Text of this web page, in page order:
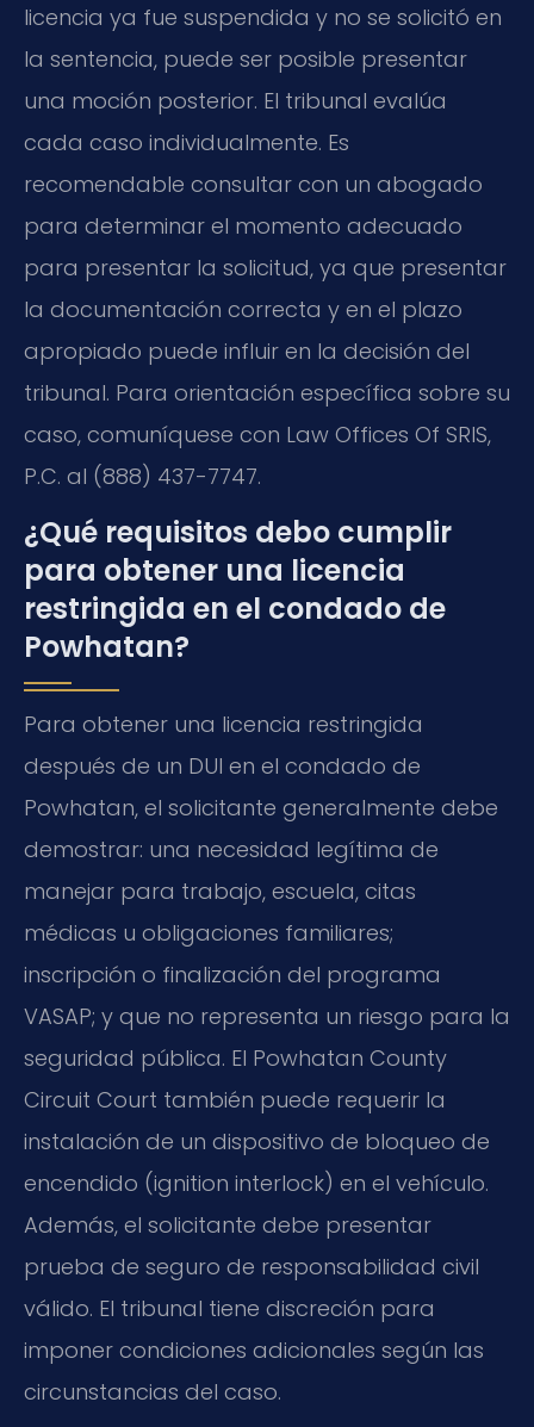
licencia ya fue suspendida y no se solicitó en
la sentencia, puede ser posible presentar
una moción posterior. El tribunal evalúa
cada caso individualmente. Es
recomendable consultar con un abogado
para determinar el momento adecuado
para presentar la solicitud, ya que presentar
la documentación correcta y en el plazo
apropiado puede influir en la decisión del
tribunal. Para orientación específica sobre su
caso, comuníquese con Law Offices Of SRIS,
P.C. al (888) 437-7747.
¿Qué requisitos debo cumplir
para obtener una licencia
restringida en el condado de
Powhatan?
Para obtener una licencia restringida
después de un DUI en el condado de
Powhatan, el solicitante generalmente debe
demostrar: una necesidad legítima de
manejar para trabajo, escuela, citas
médicas u obligaciones familiares;
inscripción o finalización del programa
VASAP; y que no representa un riesgo para la
seguridad pública. El Powhatan County
Circuit Court también puede requerir la
instalación de un dispositivo de bloqueo de
encendido (ignition interlock) en el vehículo.
Además, el solicitante debe presentar
prueba de seguro de responsabilidad civil
válido. El tribunal tiene discreción para
imponer condiciones adicionales según las
circunstancias del caso.